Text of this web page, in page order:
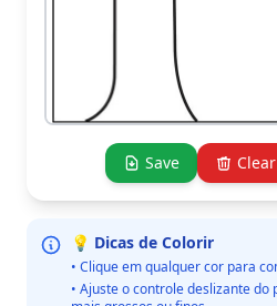
Save Clear
💡 Dicas de Colorir
• Clique em qualquer cor para
• Ajuste o controle deslizante